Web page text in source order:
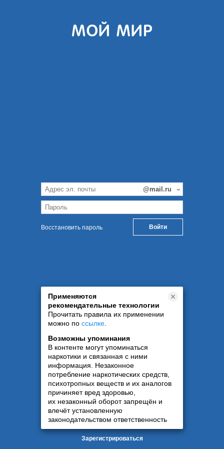
Восстановить пароль
Применяются
рекомендательные технологии
Прочитать правила их применении
можно по ссылке
Возможны упоминания
В контенте могут упоминаться
наркотики и связанная с ними
информация. Незаконное
потребление наркотических средств,
психотропных веществ и их аналогов
причиняет вред здоровью,
их незаконный оборот запрещён и
влечёт установленную
законодательством ответственность
Зарегистрироваться